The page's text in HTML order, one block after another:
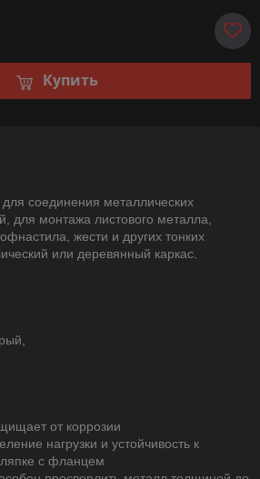
Купить
соединения металлических
для монтажа листового металла,
жести и других тонких
или деревянный каркас.
от коррозии
нагрузки и устойчивость к
с фланцем